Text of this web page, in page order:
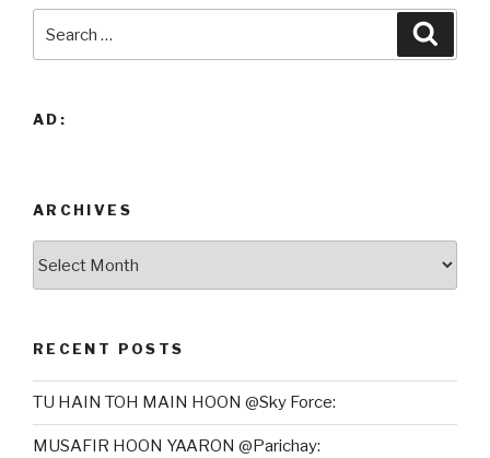
for:
AD:
ARCHIVES
RECENT POSTS
TU HAIN TOH MAIN HOON @Sky Force:
MUSAFIR HOON YAARON @Parichay: